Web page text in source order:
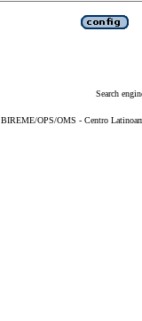
Search
BIREME/OPS/OMS - Centro